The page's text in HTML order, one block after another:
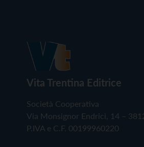
Vita Trentina Editrice
Società Cooperativa
Via Monsignor Endrici, 14 –
P.IVA e C.F. 00199960220